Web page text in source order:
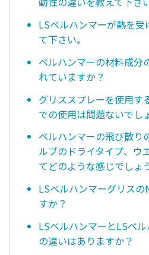
LSベルハンマーが熱を
て下さい。
ベルハンマーの材料成分
れていますか？
グリススプレーを使用す
での使用は問題ないでし
ベルハンマーの飛び散り
ルブのドライタイプ、ウ
てどのような感じでしょ
LSベルハンマーグリス
すか？
LSベルハンマーとLSベ
の違いはありますか？